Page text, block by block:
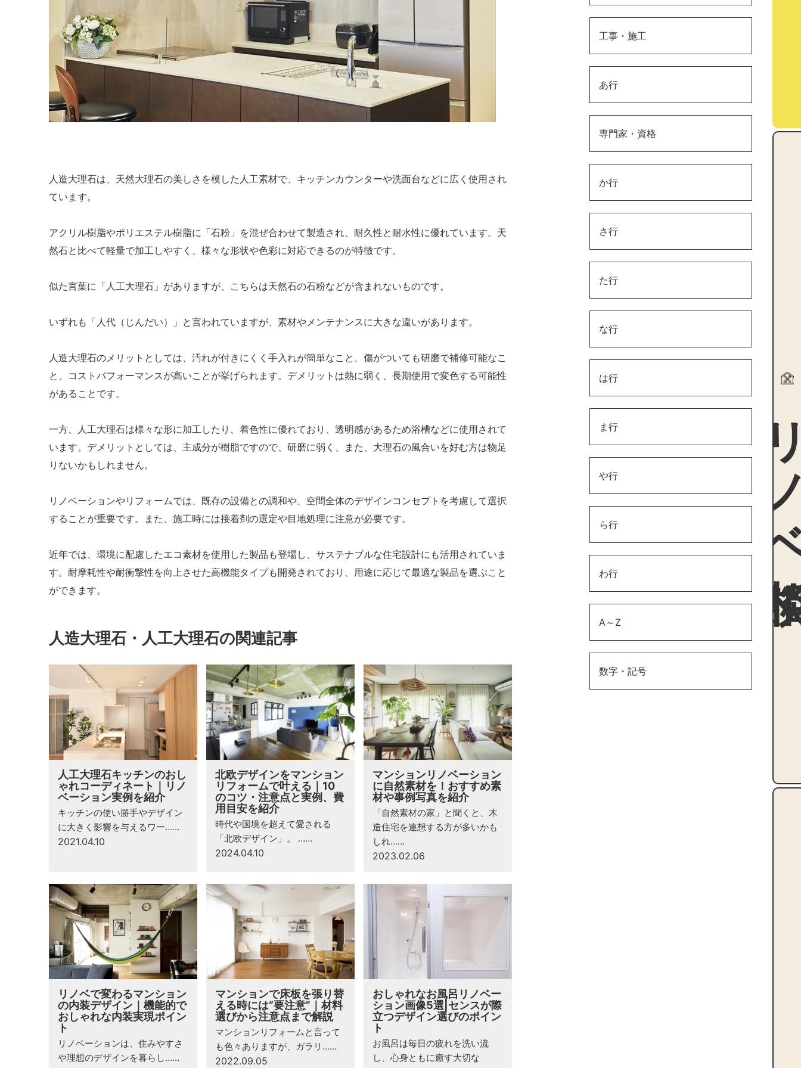
人造大理石は、天然大理石の美しさを模した人工素材で、キッチンカウンターや洗面台などに広く使用され
ています。
アクリル樹脂やポリエステル樹脂に「石粉」を混ぜ合わせて製造され、耐久性と耐水性に優れています。天
然石と比べて軽量で加工しやすく、様々な形状や色彩に対応できるのが特徴です。
似た言葉に「人工大理石」がありますが、こちらは天然石の石粉などが含まれないものです。
いずれも「人代（じんだい）」と言われていますが、素材やメンテナンスに大きな違いがあります。
人造大理石のメリットとしては、汚れが付きにくく手入れが簡単なこと、傷がついても研磨で補修可能なこ
と、コストパフォーマンスが高いことが挙げられます。 デメリットは熱に弱く、長期使用で変色する可能性
があることです。
一方、人工大理石は様々な形に加工したり、着色性に優れており、透明感があるため浴槽などに使用されて
います。デメリットとしては、主成分が樹脂ですので、研磨に弱く、また、大理石の風合いを好む方は物足
りないかもしれません。
リノベーションやリフォームでは、既存の設備との調和や、空間全体のデザインコンセプトを考慮して選択
することが重要です。また、施工時には接着剤の選定や目地処理に注意が必要です。
近年では、環境に配慮したエコ素材を使用した製品も登場し、サステナブルな住宅設計にも活用されていま
す。耐摩耗性や耐衝撃性を向上させた高機能タイプも開発されており、用途に応じて最適な製品を選ぶこと
ができます。
人造大理石・人工大理石の関連記事
人工大理石キッチンのおし
ゃれコーディネート｜リノ
ベーション実例を紹介
キッチンの使い勝手やデザイン
に大きく影響を与えるワー……
2021.04.10
北欧デザインをマンション
リフォームで叶える｜10
のコツ・注意点と実例、費
用目安を紹介
時代や国境を超えて愛される
「北欧デザイン」。 ……
2024.04.10
マンションリノベーション
に自然素材を！おすすめ素
材や事例写真を紹介
「自然素材の家」と聞くと、木
造住宅を連想する方が多いかも
しれ……
2023.02.06
リノベで変わるマンション
の内装デザイン｜機能的で
おしゃれな内装実現ポイン
ト
リノベーションは、住みやすさ
や理想のデザインを暮らし……
マンションで床板を張り替
える時には“要注意”｜材料
選びから注意点まで解説
マンションリフォームと言って
も色々ありますが、ガラリ……
2022.09.05
おしゃれなお風呂リノベー
ション画像5選|センスが際
立つデザイン選びのポイン
ト
お風呂は毎日の疲れを洗い流
し、心身ともに癒す大切な
工事・施工
あ行
専門家・資格
か行
さ行
た行
な行
は行
ま行
や行
ら行
わ行
A～Z
数字・記号
リ